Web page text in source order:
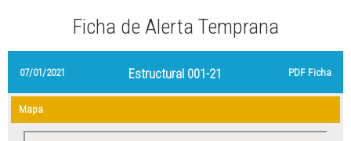
Ficha de Alerta Temprana
07/01/2021 Estructural 001-21 PDF Ficha
Mapa